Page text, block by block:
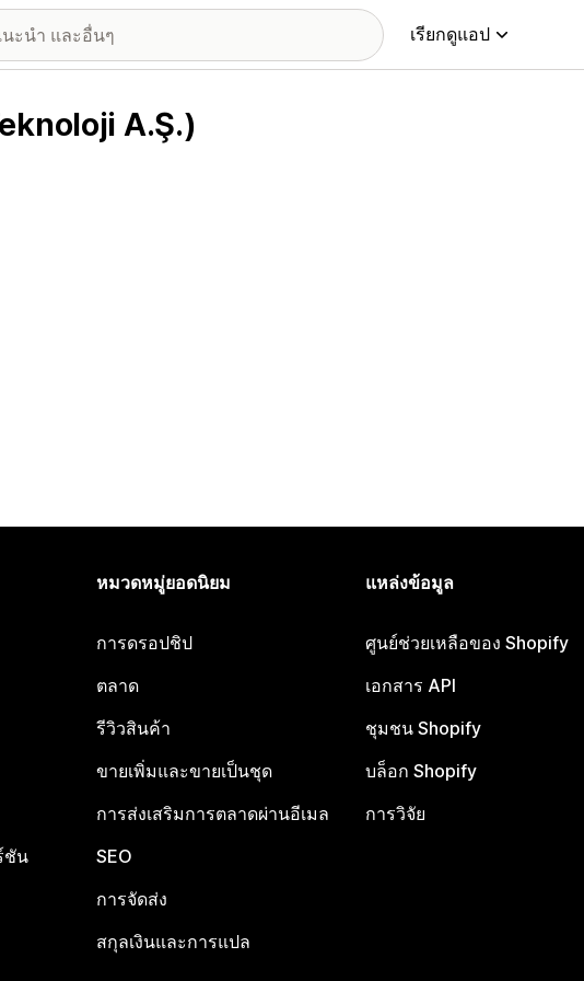
เรียกดูแอป
A.Ş.)
ชัน
หมวดหมู่ยอดนิยม
การดรอปชิป
ตลาด
รีวิวสินค้า
ขายเพิ่มและขายเป็นชุด
การส่งเสริมการตลาดผ่านอีเมล
SEO
การจัดส่ง
สกุลเงินและการแปล
แหล่งข้อมูล
ศูนย์ช่วยเหลือของ Shopify
เอกสาร API
ชุมชน Shopify
บล็อก Shopify
การวิจัย